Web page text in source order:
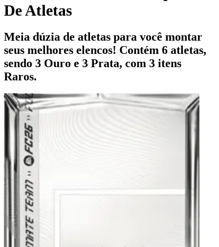
De Atletas
Meia dúzia de atletas para você montar
seus melhores elencos! Contém 6 atletas,
sendo 3 Ouro e 3 Prata, com 3 itens
Raros.